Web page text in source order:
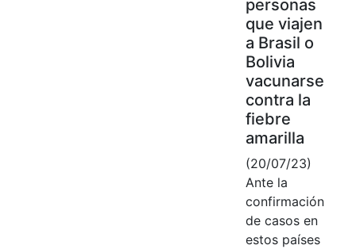
personas
que viajen
a Brasil o
Bolivia
vacunarse
contra la
fiebre
amarilla
(20/07/23)
Ante la
confirmación
de casos en
estos países